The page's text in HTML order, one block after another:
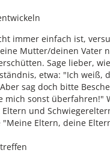
immer einfach ist,
Mutter/deinen Vater
Sage lieber,
etwa: "Ich weiß,
sag doch bitte
mich sonst überfahren!"
und
Eltern, deine